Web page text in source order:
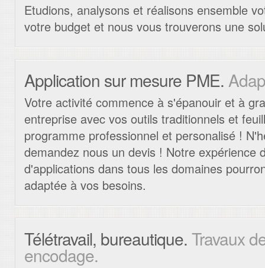
Etudions, analysons et réalisons ensemble
votre budget et nous vous trouverons une
Application sur mesure PME.
Votre activité commence à s'épanouir et à
entreprise avec vos outils traditionnels et
programme professionnel et personalisé !
demandez nous un devis ! Notre expérience
d'applications dans tous les domaines
adaptée à vos besoins.
Télétravail, bureautique. Travaux
encodage.